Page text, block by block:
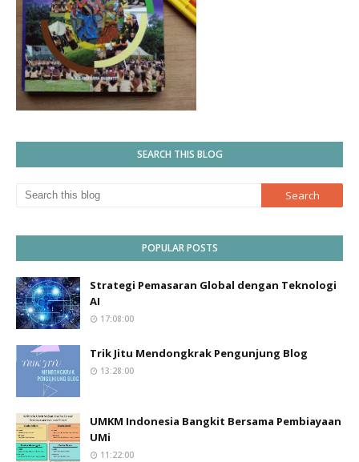
SEARCH THIS BLOG
POPULAR POSTS
Strategi Pemasaran Global dengan Teknologi
AI
17:08:00
Trik Jitu Mendongkrak Pengunjung Blog
13:28:00
UMKM Indonesia Bangkit Bersama Pembiayaan
UMi
11:22:00